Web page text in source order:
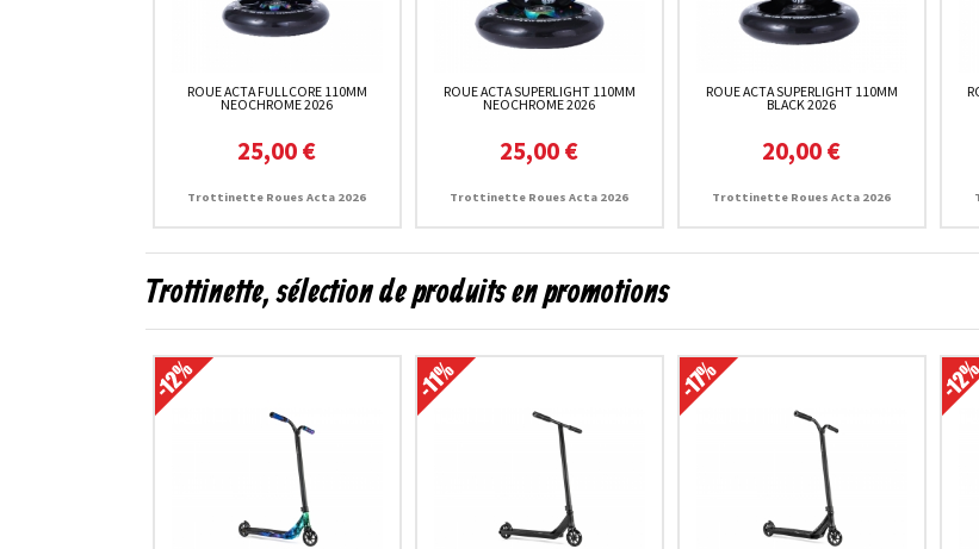
ROUE ACTA FULLCORE 110MM
NEOCHROME 2026
25,00 €
Trottinette Roues Acta 2026
ROUE ACTA SUPERLIGHT 110MM
NEOCHROME 2026
25,00 €
Trottinette Roues Acta 2026
ROUE ACTA SUPERLIGHT 110MM
BLACK 2026
20,00 €
Trottinette Roues Acta 2026
Trottinette, sélection de produits en promotions